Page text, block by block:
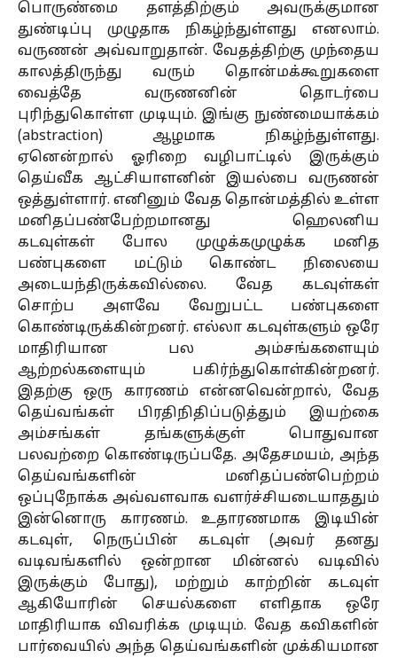
பொருண்மை தளத்திற்கும் அவருக்குமான
துண்டிப்பு முழுதாக நிகழ்ந்துள்ளது எனலாம்.
வருணன் அவ்வாறுதான். வேதத்திற்கு முந்தைய
காலத்திருந்து வரும் தொன்மக்கூறுகளை
வைத்தே வருணனின் தொடர்பை
புரிந்துகொள்ள முடியும். இங்கு நுண்மையாக்கம்
(abstraction) ஆழமாக நிகழ்ந்துள்ளது.
ஏனென்றால் ஓரிறை வழிபாட்டில் இருக்கும்
தெய்வீக ஆட்சியாளனின் இயல்பை வருணன்
ஒத்துள்ளார். எனினும் வேத தொன்மத்தில் உள்ள
மனிதப்பண்பேற்றமானது ஹெலனிய
கடவுள்கள் போல முழுக்கமுழுக்க மனித
பண்புகளை மட்டும் கொண்ட நிலையை
அடையந்திருக்கவில்லை. வேத கடவுள்கள்
சொற்ப அளவே வேறுபட்ட பண்புகளை
கொண்டிருக்கின்றனர். எல்லா கடவுள்களும் ஒரே
மாதிரியான பல அம்சங்களையும்
ஆற்றல்களையும் பகிர்ந்துகொள்கின்றனர்.
இதற்கு ஒரு காரணம் என்னவென்றால், வேத
தெய்வங்கள் பிரதிநிதிப்படுத்தும் இயற்கை
அம்சங்கள் தங்களுக்குள் பொதுவான
பலவற்றை கொண்டிருப்பதே. அதேசமயம், அந்த
தெய்வங்களின் மனிதப்பண்பெற்றம்
ஒப்புநோக்க அவ்வளவாக வளர்ச்சியடையாததும்
இன்னொரு காரணம். உதாரணமாக இடியின்
கடவுள், நெருப்பின் கடவுள் (அவர் தனது
வடிவங்களில் ஒன்றான மின்னல் வடிவில்
இருக்கும் போது), மற்றும் காற்றின் கடவுள்
ஆகியோரின் செயல்களை எளிதாக ஒரே
மாதிரியாக விவரிக்க முடியும். வேத கவிகளின்
பார்வையில் அந்த தெய்வங்களின் முக்கியமான